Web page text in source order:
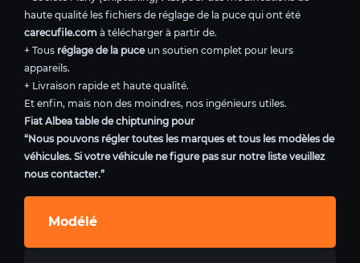
haute qualité les fichiers de réglage de la puce qui ont été
carecufile.com à télécharger à partir de.
+ Tous réglage de la puceun soutien complet pour leurs
appareils.
+ Livraison rapide et haute qualité.
Et enfin, mais non des moindres, nos ingénieurs utiles.
Fiat Albea table de chiptuning pour
“Nous pouvons régler toutes les marques et tous les modèles de
véhicules. Si votre véhicule ne figure pas sur notre liste veuillez
nous contacter.”
Modélé